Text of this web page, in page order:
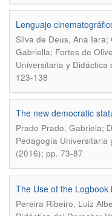
Lenguaje
Silva de Deus, Ana
Gabriella; Fortes de
Universitaria y Didáctica
123-138
The new democratic
Prado Prado, Gabriela;
Pedagogía Universitaria
(2016); pp. 73-87
The Use of the
Pereira Ribeiro, Luiz